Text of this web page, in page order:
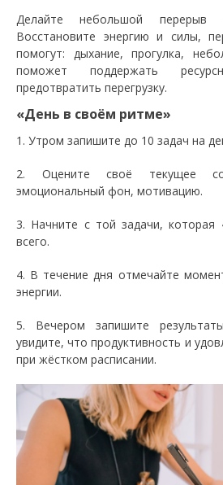
Делайте небольшой
Восстановите энергию и силы,
помогут: дыхание, прогулка,
поможет поддержать
предотвратить перегрузку.
«День в своём ритме»
1. Утром запишите до 10 задач на
2. Оцените своё текущее
эмоциональный фон, мотивацию.
3. Начните с той задачи, которая
всего.
4. В течение дня отмечайте
энергии.
5. Вечером запишите
увидите, что продуктивность и
при жёстком расписании.